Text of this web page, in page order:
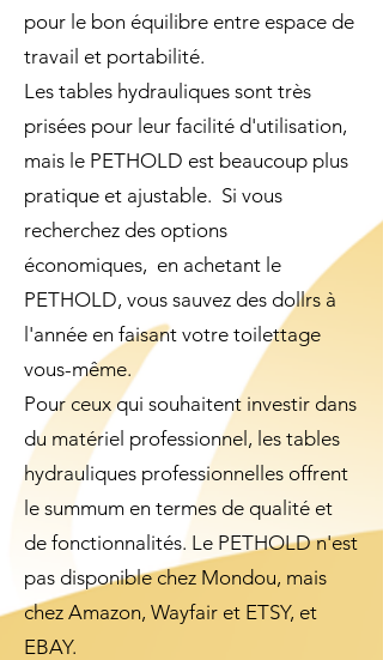
pour le bon équilibre entre espace de
travail et portabilité.
Les tables hydrauliques sont très
prisées pour leur facilité d'utilisation,
mais le PETHOLD est beaucoup plus
pratique et ajustable. Si vous
recherchez des options
économiques, en achetant le
PETHOLD, vous sauvez des dollrs à
l'année en faisant votre toilettage
vous-même.
Pour ceux qui souhaitent investir dans
du matériel professionnel, les tables
hydrauliques professionnelles offrent
le summum en termes de qualité et
de fonctionnalités. Le PETHOLD n'est
pas disponible chez Mondou, mais
chez Amazon, Wayfair et ETSY, et
EBAY.